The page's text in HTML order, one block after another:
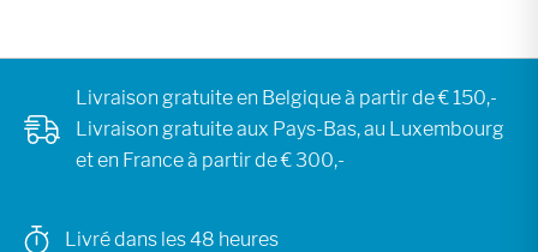
Livraison gratuite en Belgique à partir de € 150,-
Livraison gratuite aux Pays-Bas, au Luxembourg
et en France à partir de € 300,-
Livré dans les 48 heures